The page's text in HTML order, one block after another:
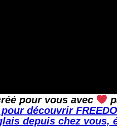
pour vous avec
découvrir
depuis chez vous,